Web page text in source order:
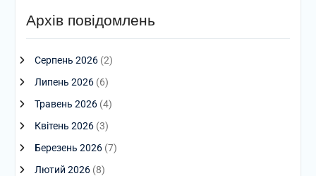
Архів повідомлень
Серпень 2026(2)
Липень 2026(6)
Травень 2026(4)
Квітень 2026(3)
Березень 2026(7)
Лютий 2026(8)